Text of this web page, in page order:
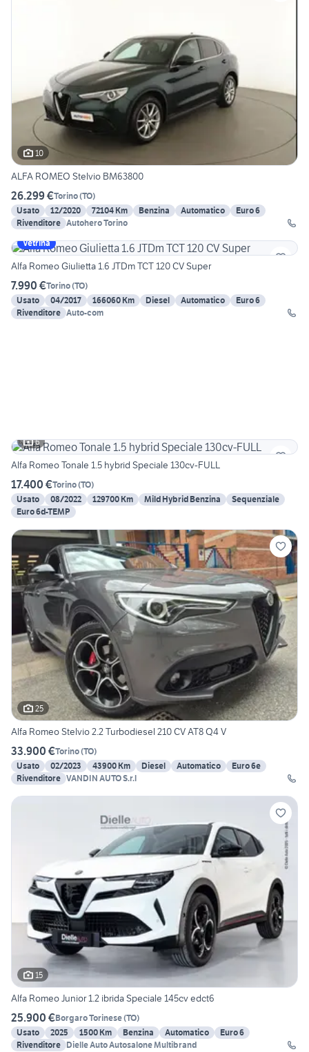
10
ALFA ROMEO Stelvio BM63800
26.299 €Torino(TO)
Usato
12/2020 72104 Km Benzina Automatico
Euro 6
Rivenditore Autohero Torino
Vetrina
Alfa Romeo Giulietta 1.6 JTDm TCT 120 CV Super
7.990 €Torino(TO)
Usato
04/2017 166060 Km Diesel Automatico
Euro 6
Rivenditore Auto-com
6
Alfa Romeo Tonale 1.5 hybrid Speciale 130cv-FULL
17.400 €Torino(TO)
Usato
08/2022 129700 Km Mild Hybrid Benzina
Sequenziale
Euro 6d-TEMP
25
Alfa Romeo Stelvio 2.2 Turbodiesel 210 CV AT8 Q4 V
33.900 €Torino(TO)
Usato
02/2023 43900 Km Diesel Automatico
Euro 6e
Rivenditore VANDIN AUTO S.r.l
15
Alfa Romeo Junior 1.2 ibrida Speciale 145cv edct6
25.900 €Borgaro Torinese(TO)
Usato
2025 1500 Km Benzina Automatico
Euro 6
Rivenditore Dielle Auto Autosalone Multibrand